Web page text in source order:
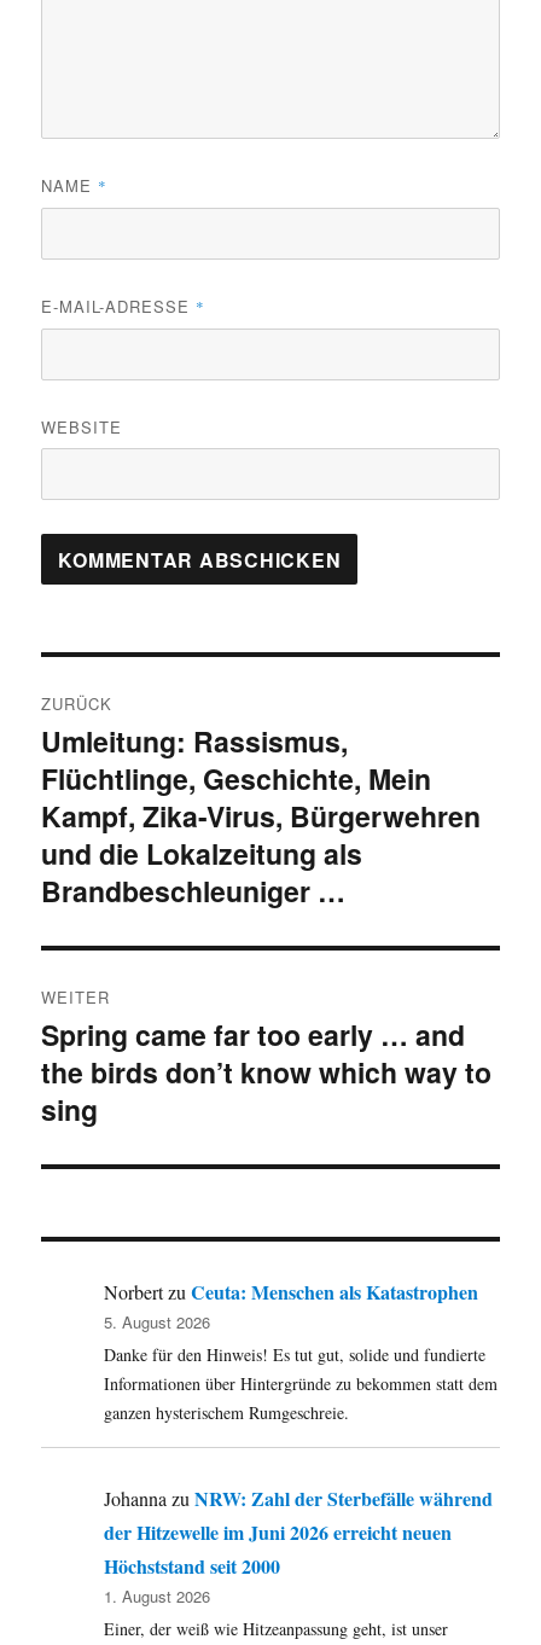
NAME *
E-MAIL-ADRESSE *
WEBSITE
ZURÜCK
Vorheriger
Beitrag:
Umleitung: Rassismus,
Flüchtlinge, Geschichte, Mein
Kampf, Zika-Virus, Bürgerwehren
und die Lokalzeitung als
Brandbeschleuniger …
WEITER
Nächster
Beitrag:
Spring came far too early … and
the birds don’t know which way to
sing
NorbertzuCeuta: Menschen als Katastrophen
5. August 2026
Danke für den Hinweis! Es tut gut, solide und fundierte
Informationen über Hintergründe zu bekommen statt dem
ganzen hysterischem Rumgeschreie.
JohannazuNRW: Zahl der Sterbefälle während
der Hitzewelle im Juni 2026 erreicht neuen
Höchststand seit 2000
1. August 2026
Einer, der weiß wie Hitzeanpassung geht, ist unser